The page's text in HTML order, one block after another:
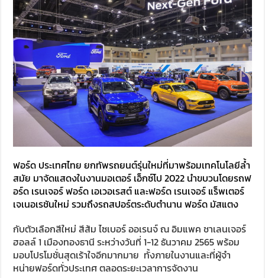
ฟอร์ด ประเทศไทย ยกทัพรถยนต์รุ่นใหม่ที่มาพร้อมเทคโนโลยีล้ำ
สมัย มาจัดแสดงในงานมอเตอร์ เอ็กซ์โป 2022 นำขบวนโดยรถฟ
อร์ด เรนเจอร์ ฟอร์ด เอเวอเรสต์ และฟอร์ด เรนเจอร์ แร็พเตอร์
เจเนอเรชันใหม่ รวมถึงรถสปอร์ตระดับตำนาน ฟอร์ด มัสแตง
กับตัวเลือกสีใหม่ สีส้ม ไซเบอร์ ออเรนจ์ ณ อิมแพค ชาเลนเจอร์
ฮอลล์ 1 เมืองทองธานี ระหว่างวันที่ 1-12 ธันวาคม 2565 พร้อม
มอบโปรโมชั่นสุดเร้าใจอีกมากมาย ทั้งภายในงานและที่ผู้จำ
หน่ายฟอร์ดทั่วประเทศ ตลอดระยะเวลาการจัดงาน